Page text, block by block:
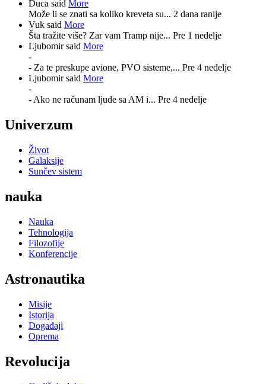
Duca said More
Može li se znati sa koliko kreveta su... 2 dana ranije
Vuk said More
Šta tražite više? Zar vam Tramp nije... Pre 1 nedelje
Ljubomir said More
-
- Za te preskupe avione, PVO sisteme,... Pre 4 nedelje
Ljubomir said More
-
- Ako ne računam ljude sa AM i... Pre 4 nedelje
Univerzum
Život
Galaksije
Sunčev sistem
nauka
Nauka
Tehnologija
Filozofije
Konferencije
Astronautika
Misije
Istorija
Događaji
Oprema
Revolucija